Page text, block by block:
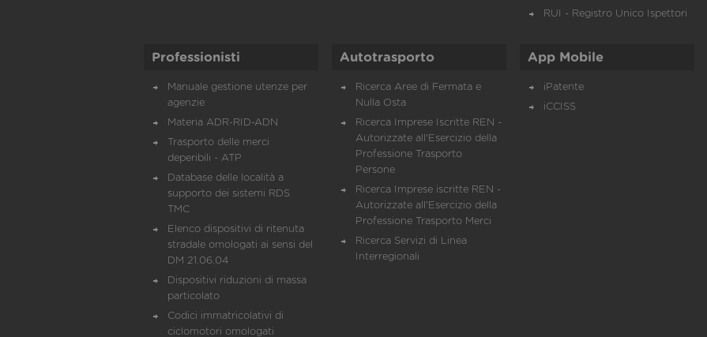
RUI - Registro Unico Ispettori
Professionisti
Manuale gestione utenze per
agenzie
Materia ADR-RID-ADN
Trasporto delle merci
deperibili - ATP
Database delle località a
supporto dei sistemi RDS
TMC
Elenco dispositivi di ritenuta
stradale omologati ai sensi del
DM 21.06.04
Dispositivi riduzioni di massa
particolato
Codici immatricolativi di
ciclomotori omologati
Autotrasporto
Ricerca Aree di Fermata e
Nulla Osta
Ricerca Imprese Iscritte REN -
Autorizzate all'Esercizio della
Professione Trasporto
Persone
Ricerca Imprese iscritte REN -
Autorizzate all'Esercizio della
Professione Trasporto Merci
Ricerca Servizi di Linea
Interregionali
App Mobile
iPatente
iCCISS